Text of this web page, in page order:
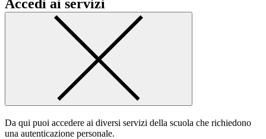
Accedi ai servizi
Da qui puoi accedere ai diversi servizi della scuola che richiedono
una autenticazione personale.